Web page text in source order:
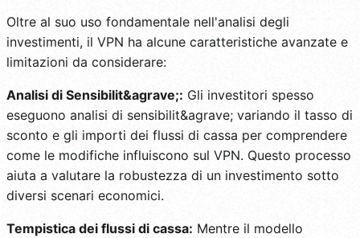
Oltre al suo uso fondamentale nell'analisi degli
investimenti, il VPN ha alcune caratteristiche avanzate e
limitazioni da considerare:
Analisi di Sensibilit&agrave;: Gli investitori spesso
eseguono analisi di sensibilit&agrave; variando il tasso di
sconto e gli importi dei flussi di cassa per comprendere
come le modifiche influiscono sul VPN. Questo processo
aiuta a valutare la robustezza di un investimento sotto
diversi scenari economici.
Tempistica dei flussi di cassa: Mentre il modello